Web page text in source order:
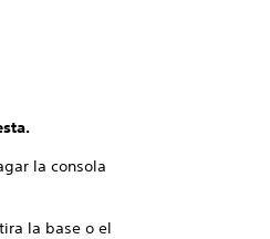
la consola
la base o el